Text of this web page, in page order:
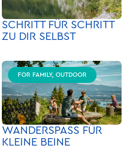
SCHRITT FÜR SCHRITT
ZU DIR SELBST
FOR FAMILY, OUTDOOR
WANDERSPASS FÜR
KLEINE BEINE